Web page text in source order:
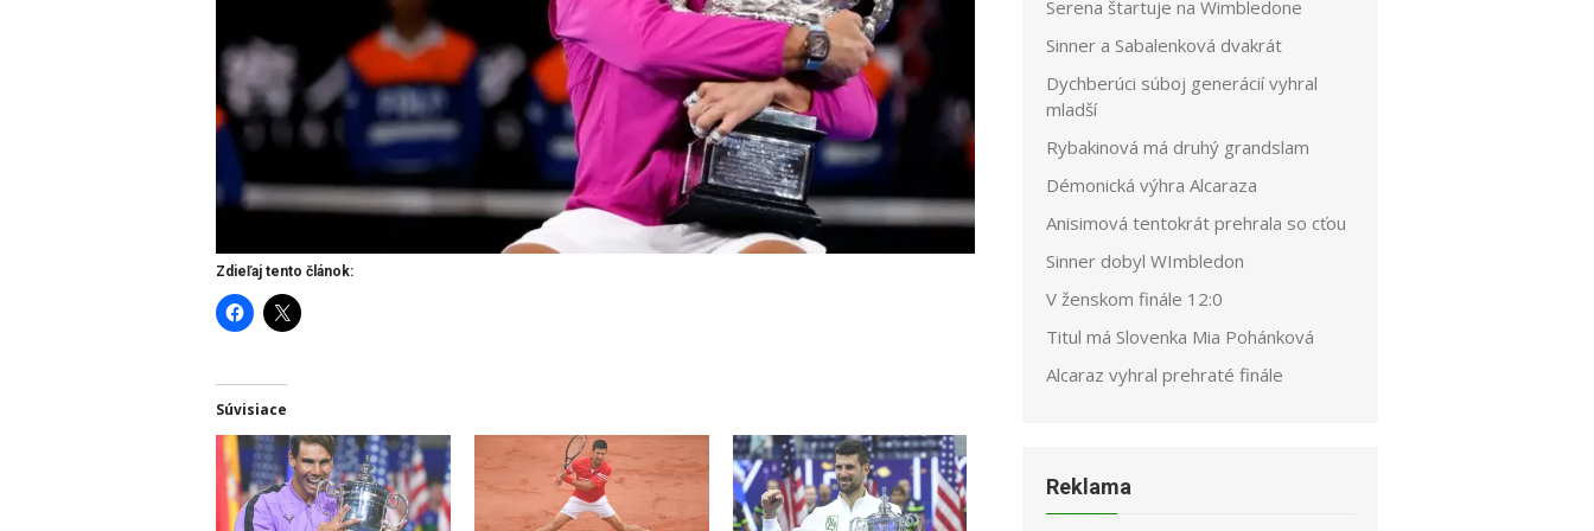
Zdieľaj tento článok:
Súvisiace
Serena štartuje na Wimbledone
Sinner a Sabalenková dvakrát
Dychberúci súboj generácií vyhral
mladší
Rybakinová má druhý grandslam
Démonická výhra Alcaraza
Anisimová tentokrát prehrala so cťou
Sinner dobyl WImbledon
V ženskom finále 12:0
Titul má Slovenka Mia Pohánková
Alcaraz vyhral prehraté finále
Reklama